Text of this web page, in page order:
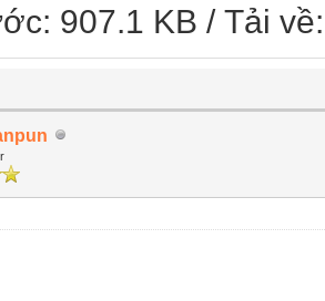
907.1 KB / Tải